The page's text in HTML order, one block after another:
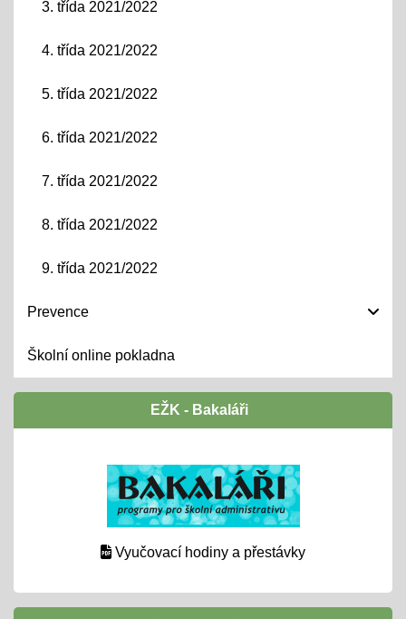
3. třída 2021/2022
4. třída 2021/2022
5. třída 2021/2022
6. třída 2021/2022
7. třída 2021/2022
8. třída 2021/2022
9. třída 2021/2022
Prevence
Školní online pokladna
EŽK - Bakaláři
Vyučovací hodiny a přestávky